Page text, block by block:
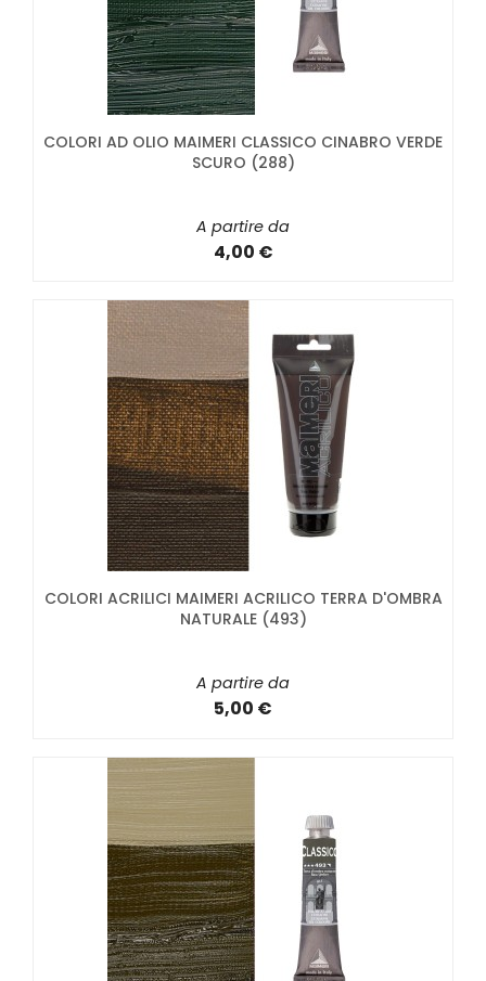
COLORI AD OLIO MAIMERI CLASSICO CINABRO VERDE
SCURO (288)
A partire da
4,00 €
COLORI ACRILICI MAIMERI ACRILICO TERRA D'OMBRA
NATURALE (493)
A partire da
5,00 €